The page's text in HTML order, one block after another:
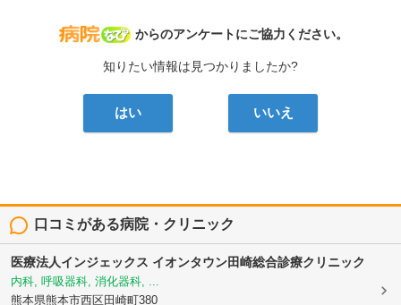
病院なび
からのアンケートにご協力ください。
知りたい情報は見つかりましたか?
はい いいえ
口コミがある病院・クリニック
医療法人インジェックス イオンタウン田崎総合診療クリニック
内科, 呼吸器科, 消化器科, ...
熊本県熊本市西区田崎町380